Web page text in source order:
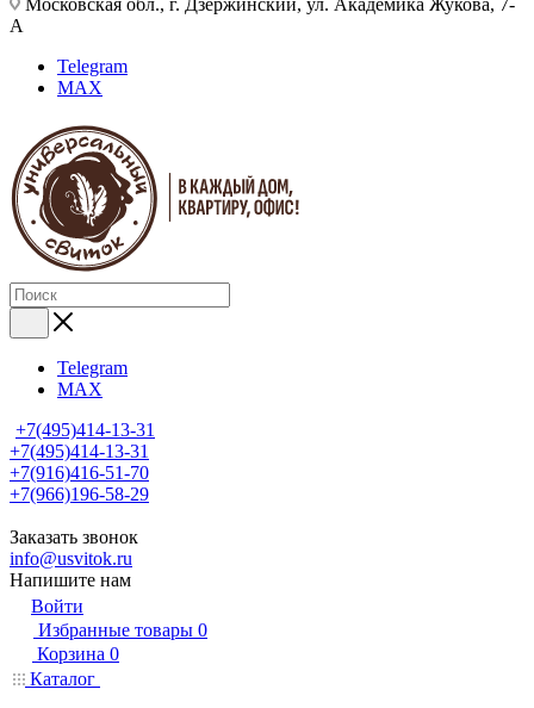
Московская обл., г. Дзержинский, ул. Академика Жукова, 7-
А
Telegram
MAX
Telegram
MAX
+7(495)414-13-31
+7(495)414-13-31
+7(916)416-51-70
+7(966)196-58-29
Заказать звонок
info@usvitok.ru
Напишите нам
Войти
Избранные товары 0
Корзина 0
Каталог